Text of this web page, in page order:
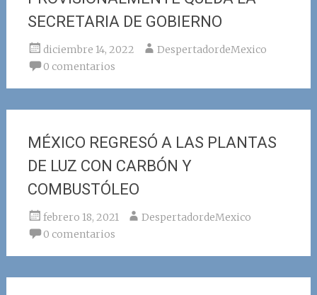
SECRETARIA DE GOBIERNO
diciembre 14, 2022
DespertadordeMexico
0 comentarios
MÉXICO REGRESÓ A LAS PLANTAS
DE LUZ CON CARBÓN Y
COMBUSTÓLEO
febrero 18, 2021
DespertadordeMexico
0 comentarios